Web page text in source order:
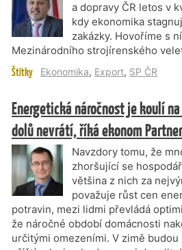
a dopravy ČR letos v
kdy ekonomika
zakázky. Hovoříme s
Mezinárodního strojírenského
Štítky Ekonomika, Export, SP ČR
Energetická náročnost je koulí
dolů nevrátí, říká ekonom
Navzdory tomu, že
zhoršující se
většina z nich za
považuje růst cen
potravin, mezi lidmi převládá
že náročné období domácnosti
určitými omezeními. V zimě